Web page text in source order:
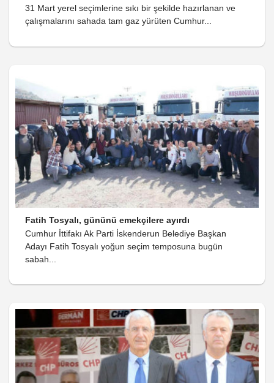
31 Mart yerel seçimlerine sıkı bir şekilde hazırlanan ve
çalışmalarını sahada tam gaz yürüten Cumhur...
Fatih Tosyalı, gününü emekçilere ayırdı
Cumhur İttifakı Ak Parti İskenderun Belediye Başkan
Adayı Fatih Tosyalı yoğun seçim temposuna bugün
sabah...